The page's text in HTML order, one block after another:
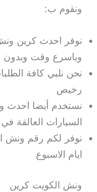
ونقوم ب:
نوفر احدث كرين
وباسرع وقت
نحن نلبي كافة
رخيص
نستخدم أيضا
السيارات العالقة
ايام الاسبوع
ونش الكويت كرين